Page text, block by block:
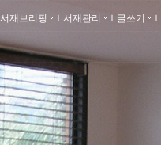
서재브리핑 ｌ 서재관리 ｌ 글쓰기 ｌ